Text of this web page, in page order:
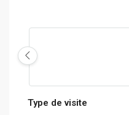
Type de visite